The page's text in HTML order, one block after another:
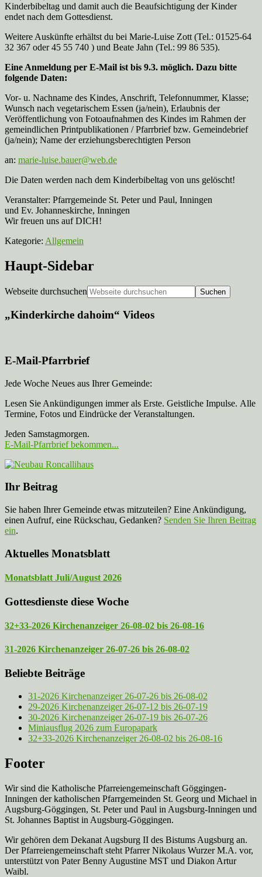
Kinderbibeltag und damit auch die Beaufsichtigung der Kinder
endet nach dem Gottesdienst.
Weitere Auskünfte erhältst du bei Marie-Luise Zott (Tel.: 01525-64
32 367 oder 45 55 740 ) und Beate Jahn (Tel.: 99 86 535).
Eine Anmeldung per E-Mail ist bis 9.3. möglich. Dazu bitte
folgende Daten:
Vor- u. Nachname des Kindes, Anschrift, Telefonnummer, Klasse;
Wunsch nach vegetarischem Essen (ja/nein), Erlaubnis der
Veröffentlichung von Fotoaufnahmen des Kindes im Rahmen der
gemeindlichen Printpublikationen / Pfarrbrief bzw. Gemeindebrief
(ja/nein); Name der erziehungsberechtigten Person
an: marie-luise.bauer@web.de
Die Daten werden nach dem Kinderbibeltag von uns gelöscht!
Veranstalter: Pfarrgemeinde St. Peter und Paul, Inningen
und Ev. Johanneskirche, Inningen
Wir freuen uns auf DICH!
Kategorie: Allgemein
Haupt-Sidebar
Webseite durchsuchen
„Kinderkirche dahoim“ Videos
E-Mail-Pfarrbrief
Jede Woche Neues aus Ihrer Gemeinde:
Lesen Sie Ankündigungen immer als Erste. Geistliche Impulse. Alle
Termine, Fotos und Eindrücke der Veranstaltungen.
Jeden Samstagmorgen.
E-Mail-Pfarrbrief bekommen...
Ihr Beitrag
Sie haben Ihrer Gemeinde etwas mitzuteilen? Eine Ankündigung,
einen Aufruf, eine Rückschau, Gedanken? Senden Sie Ihren Beitrag
ein.
Aktuelles Monatsblatt
Monatsblatt Juli/August 2026
Gottesdienste diese Woche
32+33-2026 Kirchenanzeiger 26-08-02 bis 26-08-16
31-2026 Kirchenanzeiger 26-07-26 bis 26-08-02
Beliebte Beiträge
31-2026 Kirchenanzeiger 26-07-26 bis 26-08-02
29-2026 Kirchenanzeiger 26-07-12 bis 26-07-19
30-2026 Kirchenanzeiger 26-07-19 bis 26-07-26
Miniausflug 2026 zum Europapark
32+33-2026 Kirchenanzeiger 26-08-02 bis 26-08-16
Footer
Wir sind die Katholische Pfarreien­gemeinschaft Göggingen-
Inningen der katholischen Pfarrgemeinden St. Georg und Michael in
Augsburg-Göggingen, St. Peter und Paul in Augsburg-Inningen und
St. Johannes Baptist in Augsburg-Göggingen.
Wir gehören dem Dekanat Augsburg II des Bistums Augsburg an.
Der Pfarreien­gemeinschaft steht Pfarrer Nikolaus Wurzer M.A. vor,
unterstützt von Pater Benny Augustine MST und Diakon Artur
Waibl.